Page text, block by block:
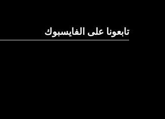
تابعونا على الفايسبوك